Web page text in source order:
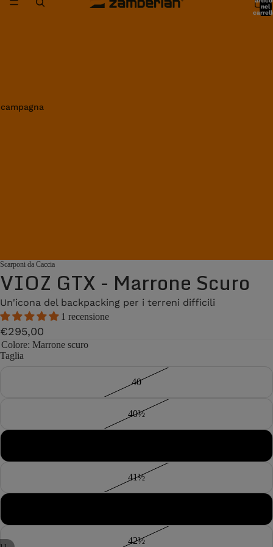
nel
Scarponi da Caccia
VIOZ GTX - Marrone Scuro
Un'icona del backpacking per i terreni difficili
1 recensione
€295,00
Colore: Marrone scuro
Taglia
40
40½
41½
42½